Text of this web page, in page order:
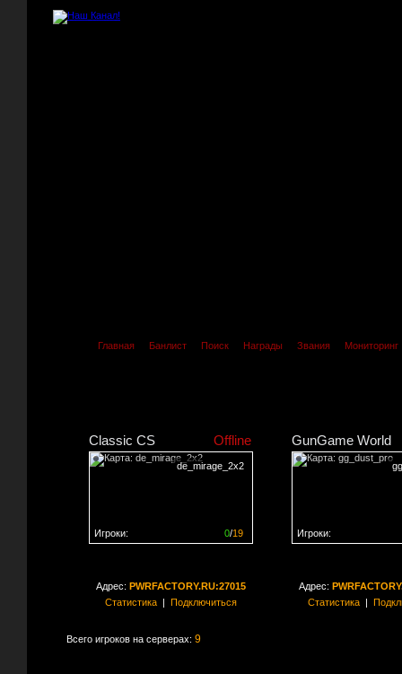
Главная Банлист Поиск Награды Звания Мониторинг
Classic CS Offline
de_mirage_2x2
0/19
Игроки:
GunGame World
Игроки:
Адрес: PWRFACTORY.RU:27015
Статистика| Подключиться
Адрес:
Статистика|
Всего игроков на серверах: 9